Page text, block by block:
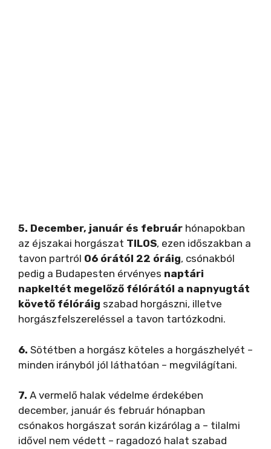
5. December, január és február hónapokban
az éjszakai horgászat TILOS, ezen időszakban a
tavon partról 06 órától 22 óráig, csónakból
pedig a Budapesten érvényes naptári
napkeltét megelőző félórától a napnyugtát
követő félóráig szabad horgászni, illetve
horgászfelszereléssel a tavon tartózkodni.
6. Sötétben a horgász köteles a horgászhelyét –
minden irányból jól láthatóan – megvilágítani.
7. A vermelő halak védelme érdekében
december, január és február hónapban
csónakos horgászat során kizárólag a – tilalmi
idővel nem védett – ragadozó halat szabad